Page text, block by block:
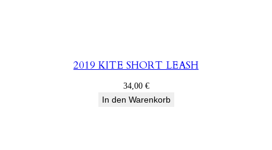
2019 KITE SHORT LEASH
34,00 €
In den Warenkorb